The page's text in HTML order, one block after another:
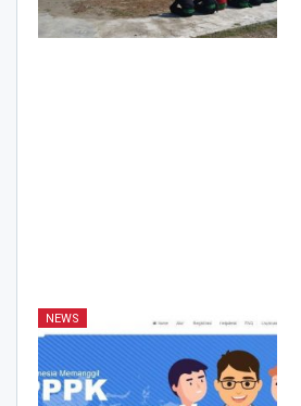
NEWS